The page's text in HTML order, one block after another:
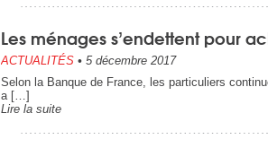
Les ménages s’endettent pour
ACTUALITÉS • 5 décembre 2017
Selon la Banque de France, les particuliers
a […]
Lire la suite